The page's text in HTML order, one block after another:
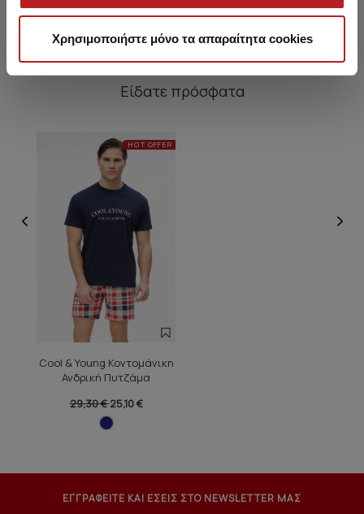
Χρησιμοποιήστε μόνο τα απαραίτητα cookies
Είδατε πρόσφατα
HOT OFFER
Cool & Young Κοντομάνικη
Ανδρική Πυτζάμα
29,30 €25,10 €
ΕΓΓΡΑΦΕΙΤΕ ΚΑΙ ΕΣΕΙΣ ΣΤΟ NEWSLETTER ΜΑΣ